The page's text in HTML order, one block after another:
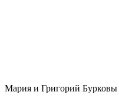
Мария и Григорий Бурковы